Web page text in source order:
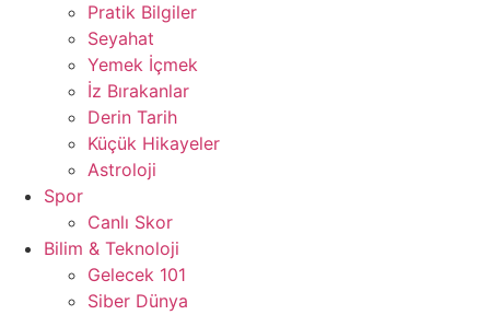
Pratik Bilgiler
Seyahat
Yemek İçmek
İz Bırakanlar
Derin Tarih
Küçük Hikayeler
Astroloji
Spor
Canlı Skor
Bilim & Teknoloji
Gelecek 101
Siber Dünya